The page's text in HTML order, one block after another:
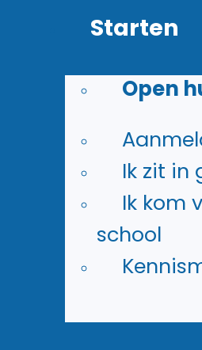
Starten
Open
Ik zit in
Ik kom
school